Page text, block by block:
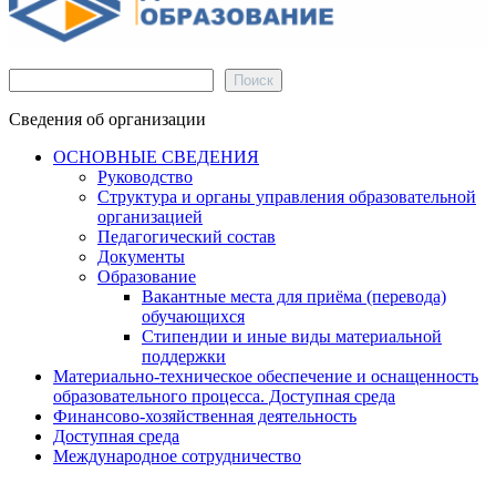
Поиск
Сведения об организации
ОСНОВНЫЕ СВЕДЕНИЯ
Руководство
Структура и органы управления образовательной
организацией
Педагогический состав
Документы
Образование
Вакантные места для приёма (перевода)
обучающихся
Стипендии и иные виды материальной
поддержки
Материально-техническое обеспечение и оснащенность
образовательного процесса. Доступная среда
Финансово-хозяйственная деятельность
Доступная среда
Международное сотрудничество